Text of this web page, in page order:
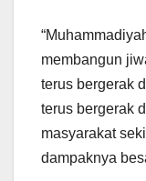
membangun
terus bergerak
terus bergerak
masyarakat
dampaknya